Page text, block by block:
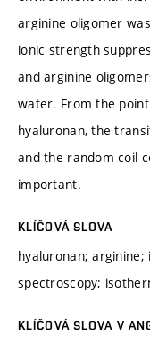
arginine oligomer
ionic strength
and arginine
water. From the
hyaluronan, the
and the random coil
important.
KLÍČOVÁ SLOVA
hyaluronan;
spectroscopy;
KLÍČOVÁ SLOVA V